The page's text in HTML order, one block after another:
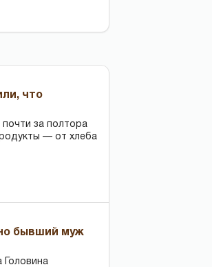
что
почти за полтора
— от хлеба
бывший муж